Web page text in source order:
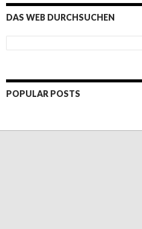
DAS WEB DURCHSUCHEN
POPULAR POSTS